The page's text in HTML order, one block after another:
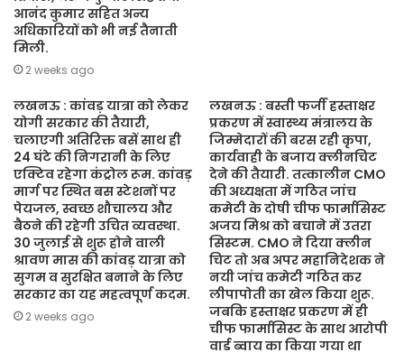
आनंद कुमार सहित अन्य
अधिकारियों को भी नई तैनाती
मिली.
2 weeks ago
लखनऊ : कांवड़ यात्रा को लेकर
योगी सरकार की तैयारी,
चलाएगी अतिरिक्त बसें साथ ही
24 घंटे की निगरानी के लिए
एक्टिव रहेगा कंट्रोल रूम. कांवड़
मार्ग पर स्थित बस स्टेशनों पर
पेयजल, स्वच्छ शौचालय और
बैठने की रहेगी उचित व्यवस्था.
30 जुलाई से शुरू होने वाली
श्रावण मास की कांवड़ यात्रा को
सुगम व सुरक्षित बनाने के लिए
सरकार का यह महत्वपूर्ण कदम.
2 weeks ago
लखनऊ : बस्ती फर्जी हस्ताक्षर
प्रकरण में स्वास्थ्य मंत्रालय के
जिम्मेदारों की बरस रही कृपा,
कार्यवाही के बजाय क्लीनचिट
देने की तैयारी. तत्कालीन CMO
की अध्यक्षता में गठित जांच
कमेटी के दोषी चीफ फार्मासिस्ट
अजय मिश्र को बचाने में उतरा
सिस्टम. CMO ने दिया क्लीन
चिट तो अब अपर महानिदेशक ने
नयी जांच कमेटी गठित कर
लीपापोती का खेल किया शुरू.
जबकि हस्ताक्षर प्रकरण में ही
चीफ फार्मासिस्ट के साथ आरोपी
वार्ड ब्वाय का किया गया था